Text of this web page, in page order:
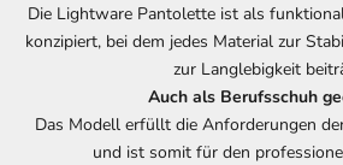
Die Lightware Pantolette ist als
konzipiert, bei dem jedes Material zur
zur Langlebigkeit
Auch als Berufsschuh
Das Modell erfüllt die Anforderungen
und ist somit für den